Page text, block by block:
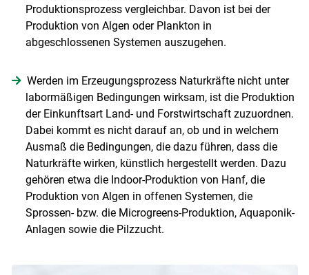
Produktionsprozess vergleichbar. Davon ist bei der
Produktion von Algen oder Plankton in
abgeschlossenen Systemen auszugehen.
Werden im Erzeugungsprozess Naturkräfte nicht unter
labormäßigen Bedingungen wirksam, ist die Produktion
der Einkunftsart Land- und Forstwirtschaft zuzuordnen.
Dabei kommt es nicht darauf an, ob und in welchem
Ausmaß die Bedingungen, die dazu führen, dass die
Naturkräfte wirken, künstlich hergestellt werden. Dazu
gehören etwa die Indoor-Produktion von Hanf, die
Produktion von Algen in offenen Systemen, die
Sprossen- bzw. die Microgreens-Produktion, Aquaponik-
Anlagen sowie die Pilzzucht.